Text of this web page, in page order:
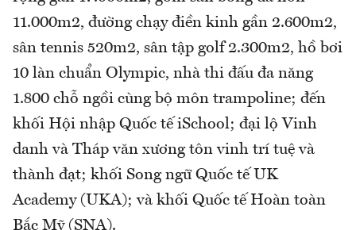
11.000m2, đường chạy điền kinh gần 2.600m2,
sân tennis 520m2, sân tập golf 2.300m2, hồ bơi
10 làn chuẩn Olympic, nhà thi đấu đa năng
1.800 chỗ ngồi cùng bộ môn trampoline; đến
khối Hội nhập Quốc tế iSchool; đại lộ Vinh
danh và Tháp văn xương tôn vinh trí tuệ và
thành đạt; khối Song ngữ Quốc tế UK
Academy (UKA); và khối Quốc tế Hoàn toàn
Bắc Mỹ (SNA).